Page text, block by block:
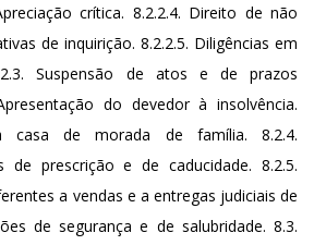
crítica. 8.2.2.4. Direito de não
de inquirição. 8.2.2.5. Diligências em
Suspensão de atos e de prazos
do devedor à insolvência.
casa de morada de família. 8.2.4.
de prescrição e de caducidade. 8.2.5.
a vendas e a entregas judiciais de
de segurança e de salubridade. 8.3.